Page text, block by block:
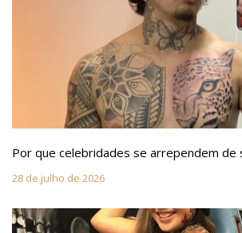
Por que celebridades se arrependem de
28 de julho de 2026